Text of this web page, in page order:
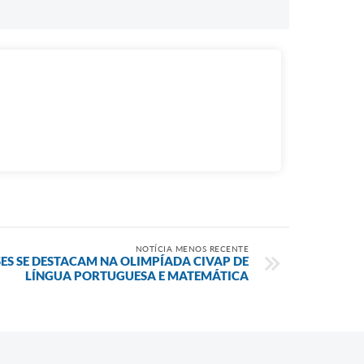
NOTÍCIA MENOS RECENTE
SE DESTACAM NA OLIMPÍADA CIVAP DE
LÍNGUA PORTUGUESA E MATEMÁTICA